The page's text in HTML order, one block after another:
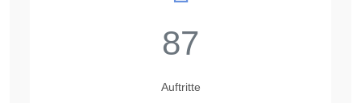
87
Auftritte